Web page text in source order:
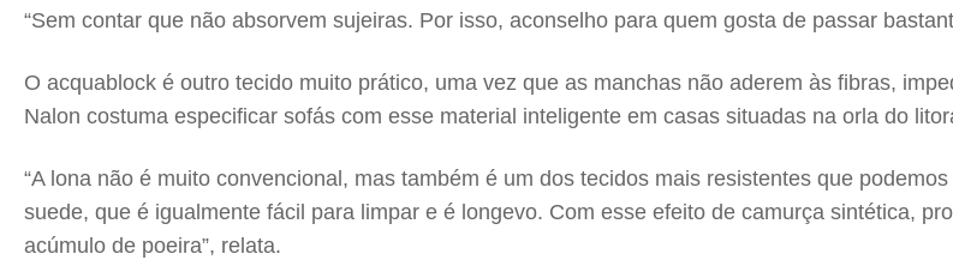
“Sem contar que não absorvem sujeiras. Por isso, aconselho para quem gosta de passar
O acquablock é outro tecido muito prático, uma vez que as manchas não aderem às fibras,
Nalon costuma especificar sofás com esse material inteligente em casas situadas na orla do
“A lona não é muito convencional, mas também é um dos tecidos mais resistentes que
suede, que é igualmente fácil para limpar e é longevo. Com esse efeito de camurça sintética,
acúmulo de poeira”, relata.